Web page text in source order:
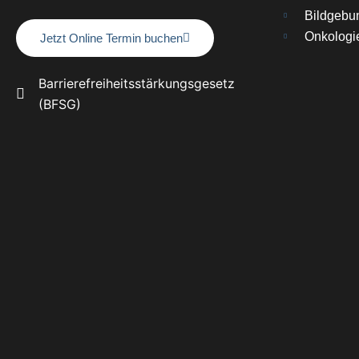
Jetzt Online Termin buchen
Barrierefreiheitsstärkungsgesetz
(BFSG)